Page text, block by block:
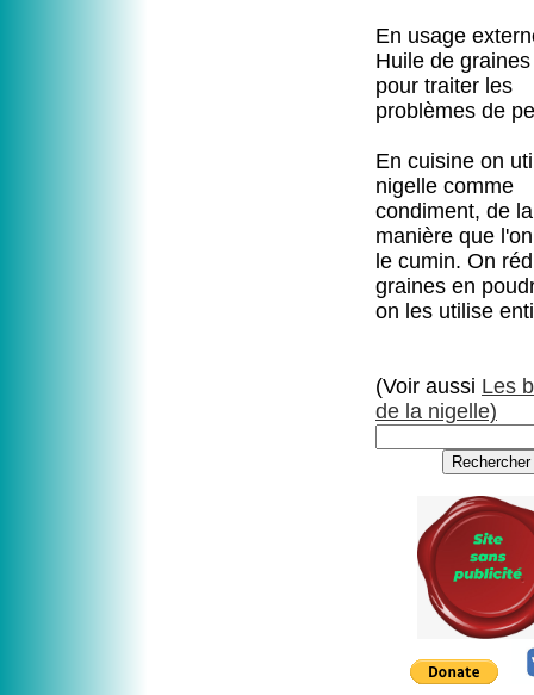
En usage
Huile de
pour traiter les
problèmes de
En cuisine on
nigelle comme
condiment, de
manière que
le cumin. On
graines en
on les utilise
(Voir aussi Les
de la nigelle)